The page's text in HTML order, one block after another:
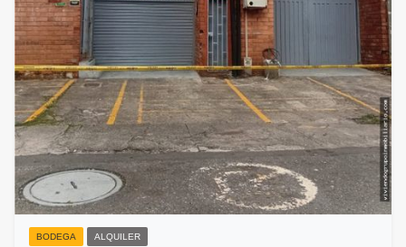
BODEGA ALQUILER